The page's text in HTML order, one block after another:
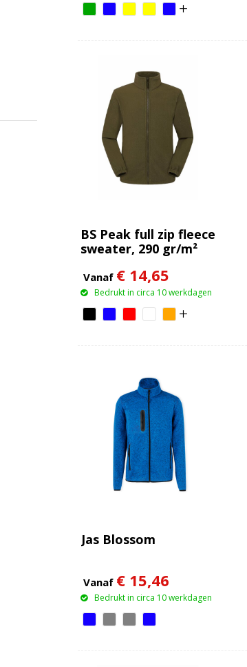
BS Peak full zip fleece
sweater, 290 gr/m²
Vanaf € 14,65
Bedrukt in circa 10 werkdagen
Jas Blossom
Vanaf € 15,46
Bedrukt in circa 10 werkdagen